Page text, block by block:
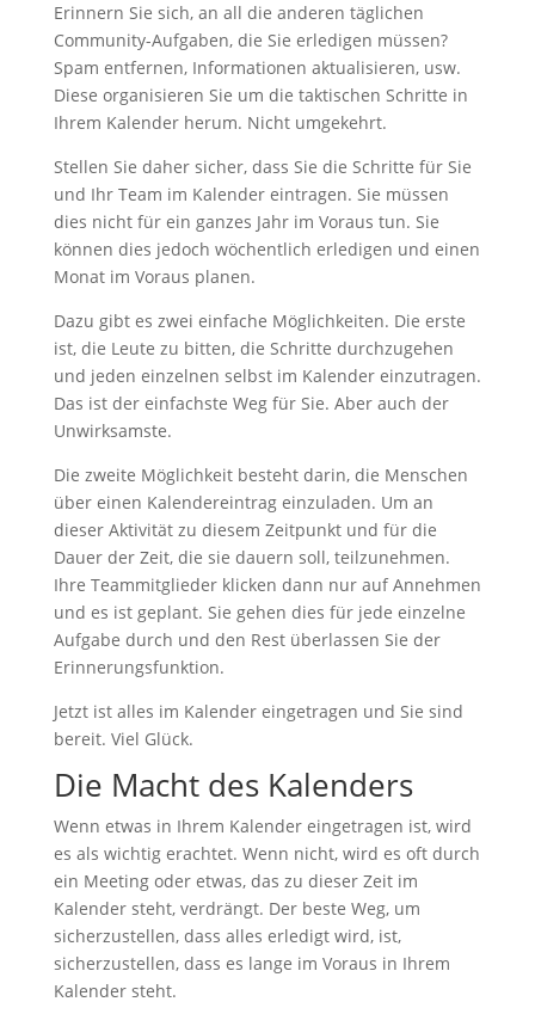
Erinnern Sie sich, an all die anderen täglichen
Community-Aufgaben, die Sie erledigen müssen?
Spam entfernen, Informationen aktualisieren, usw.
Diese organisieren Sie um die taktischen Schritte in
Ihrem Kalender herum. Nicht umgekehrt.
Stellen Sie daher sicher, dass Sie die Schritte für Sie
und Ihr Team im Kalender eintragen. Sie müssen
dies nicht für ein ganzes Jahr im Voraus tun. Sie
können dies jedoch wöchentlich erledigen und einen
Monat im Voraus planen.
Dazu gibt es zwei einfache Möglichkeiten. Die erste
ist, die Leute zu bitten, die Schritte durchzugehen
und jeden einzelnen selbst im Kalender einzutragen.
Das ist der einfachste Weg für Sie. Aber auch der
Unwirksamste.
Die zweite Möglichkeit besteht darin, die Menschen
über einen Kalendereintrag einzuladen. Um an
dieser Aktivität zu diesem Zeitpunkt und für die
Dauer der Zeit, die sie dauern soll, teilzunehmen.
Ihre Teammitglieder klicken dann nur auf Annehmen
und es ist geplant. Sie gehen dies für jede einzelne
Aufgabe durch und den Rest überlassen Sie der
Erinnerungsfunktion.
Jetzt ist alles im Kalender eingetragen und Sie sind
bereit. Viel Glück.
Die Macht des Kalenders
Wenn etwas in Ihrem Kalender eingetragen ist, wird
es als wichtig erachtet. Wenn nicht, wird es oft durch
ein Meeting oder etwas, das zu dieser Zeit im
Kalender steht, verdrängt. Der beste Weg, um
sicherzustellen, dass alles erledigt wird, ist,
sicherzustellen, dass es lange im Voraus in Ihrem
Kalender steht.